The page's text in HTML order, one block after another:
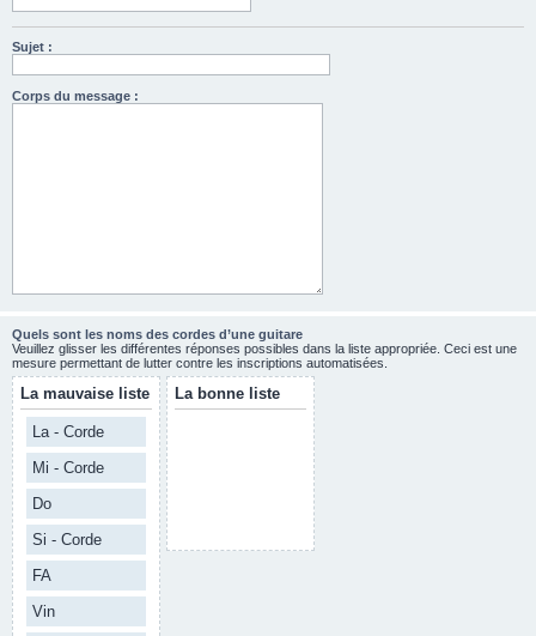
Sujet :
Corps du message :
Quels sont les noms des cordes d’une guitare
Veuillez glisser les différentes réponses possibles dans la liste appropriée. Ceci est une
mesure permettant de lutter contre les inscriptions automatisées.
La mauvaise liste
La - Corde
Mi - Corde
Do
Si - Corde
FA
Vin
La bonne liste